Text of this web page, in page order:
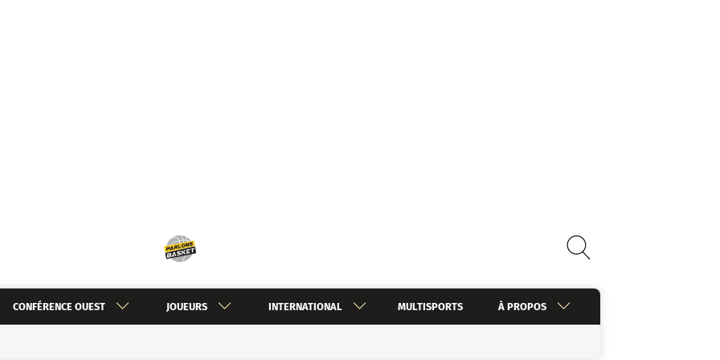
CONFÉRENCE OUEST JOUEURS INTERNATIONAL MULTISPORTS À PROPOS